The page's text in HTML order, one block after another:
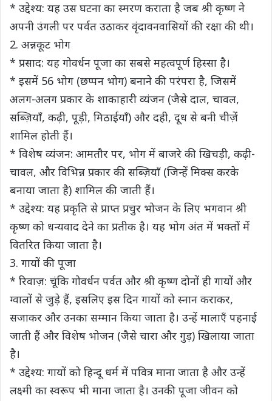
* उद्देश्य: यह उस घटना का स्मरण कराता है जब श्री कृष्ण ने
अपनी उंगली पर पर्वत उठाकर वृंदावनवासियों की रक्षा की थी।
2. अन्नकूट भोग
* प्रसाद: यह गोवर्धन पूजा का सबसे महत्वपूर्ण हिस्सा है।
* इसमें 56 भोग (छप्पन भोग) बनाने की परंपरा है, जिसमें
अलग-अलग प्रकार के शाकाहारी व्यंजन (जैसे दाल, चावल,
सब्ज़ियाँ, कढ़ी, पूड़ी, मिठाईयाँ) और दही, दूध से बनी चीज़ें
शामिल होती हैं।
* विशेष व्यंजन: आमतौर पर, भोग में बाजरे की खिचड़ी, कढ़ी-
चावल, और विभिन्न प्रकार की सब्ज़ियाँ (जिन्हें मिक्स करके
बनाया जाता है) शामिल की जाती हैं।
* उद्देश्य: यह प्रकृति से प्राप्त प्रचुर भोजन के लिए भगवान श्री
कृष्ण को धन्यवाद देने का प्रतीक है। यह भोग अंत में भक्तों में
वितरित किया जाता है।
3. गायों की पूजा
* रिवाज़: चूंकि गोवर्धन पर्वत और श्री कृष्ण दोनों ही गायों और
ग्वालों से जुड़े हैं, इसलिए इस दिन गायों को स्नान कराकर,
सजाकर और उनका सम्मान किया जाता है। उन्हें मालाएँ पहनाई
जाती हैं और विशेष भोजन (जैसे चारा और गुड़) खिलाया जाता
है।
* उद्देश्य: गायों को हिन्दू धर्म में पवित्र माना जाता है और उन्हें
लक्ष्मी का स्वरूप भी माना जाता है। उनकी पूजा जीवन को